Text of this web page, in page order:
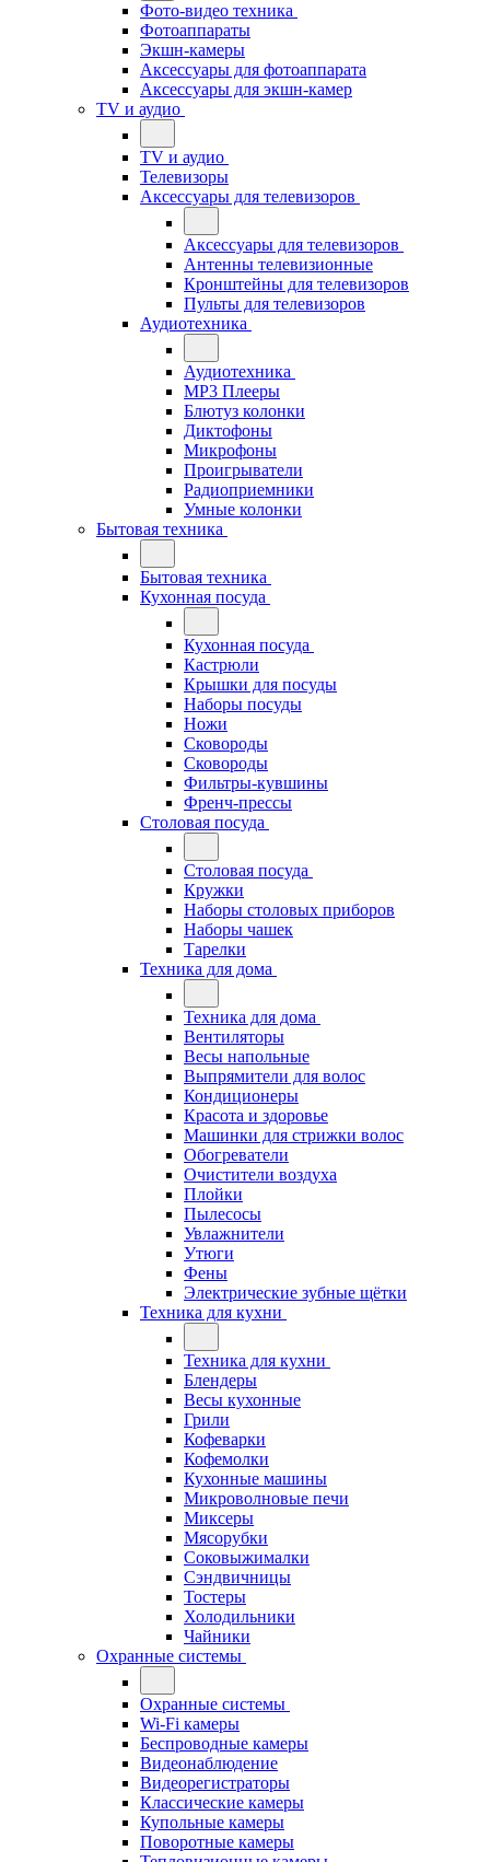
Фото-видео техника
Фотоаппараты
Экшн-камеры
Аксессуары для фотоаппарата
Аксессуары для экшн-камер
TV и аудио
TV и аудио
Телевизоры
Аксессуары для телевизоров
Аксессуары для телевизоров
Антенны телевизионные
Кронштейны для телевизоров
Пульты для телевизоров
Аудиотехника
Аудиотехника
MP3 Плееры
Блютуз колонки
Диктофоны
Микрофоны
Проигрыватели
Радиоприемники
Умные колонки
Бытовая техника
Бытовая техника
Кухонная посуда
Кухонная посуда
Кастрюли
Крышки для посуды
Наборы посуды
Ножи
Сковороды
Сковороды
Фильтры-кувшины
Френч-прессы
Столовая посуда
Столовая посуда
Кружки
Наборы столовых приборов
Наборы чашек
Тарелки
Техника для дома
Техника для дома
Вентиляторы
Весы напольные
Выпрямители для волос
Кондиционеры
Красота и здоровье
Машинки для стрижки волос
Обогреватели
Очистители воздуха
Плойки
Пылесосы
Увлажнители
Утюги
Фены
Электрические зубные щётки
Техника для кухни
Техника для кухни
Блендеры
Весы кухонные
Грили
Кофеварки
Кофемолки
Кухонные машины
Микроволновые печи
Миксеры
Мясорубки
Соковыжималки
Сэндвичницы
Тостеры
Холодильники
Чайники
Охранные системы
Охранные системы
Wi-Fi камеры
Беспроводные камеры
Видеонаблюдение
Видеорегистраторы
Классические камеры
Купольные камеры
Поворотные камеры